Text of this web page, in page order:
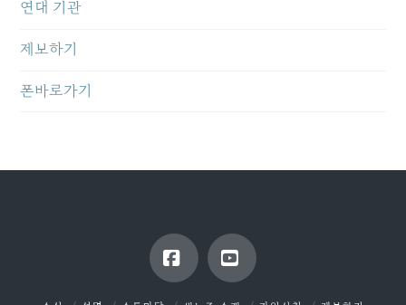
연대 기관
제보하기
폰바로가기